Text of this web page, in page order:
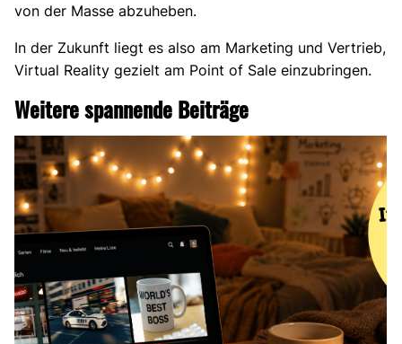
von der Masse abzuheben.
In der Zukunft liegt es also am Marketing und Vertrieb,
Virtual Reality gezielt am Point of Sale einzubringen.
Weitere spannende Beiträge